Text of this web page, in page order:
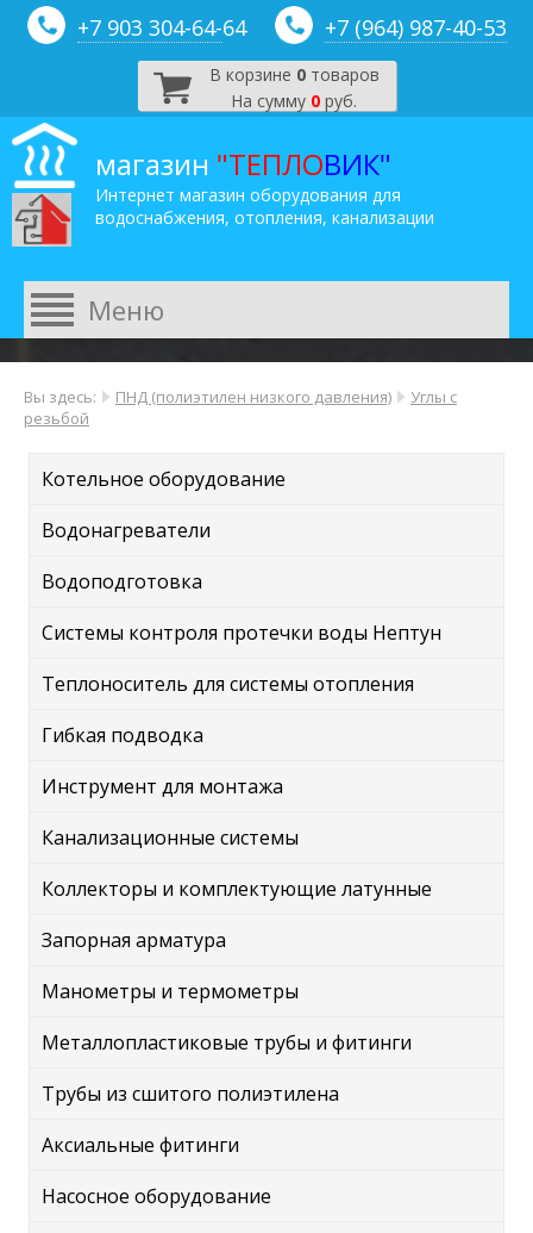
+7 903 304-64-64 +7 (964) 987-40-53
В корзине 0товаров
На сумму 0 руб.
магазин "ТЕПЛОВИК"
Интернет магазин оборудования для
водоснабжения, отопления, канализации
Вы здесь: ПНД (полиэтилен низкого давления)
Углы с
резьбой
Котельное оборудование
Водонагреватели
Водоподготовка
Системы контроля протечки воды Нептун
Теплоноситель для системы отопления
Гибкая подводка
Инструмент для монтажа
Канализационные системы
Коллекторы и комплектующие латунные
Запорная арматура
Манометры и термометры
Металлопластиковые трубы и фитинги
Трубы из сшитого полиэтилена
Аксиальные фитинги
Насосное оборудование